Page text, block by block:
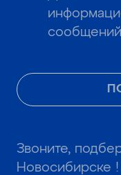
сообщений
Звоните,
Новосибирске !